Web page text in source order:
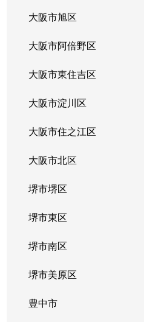
大阪市旭区
大阪市阿倍野区
大阪市東住吉区
大阪市淀川区
大阪市住之江区
大阪市北区
堺市堺区
堺市東区
堺市南区
堺市美原区
豊中市